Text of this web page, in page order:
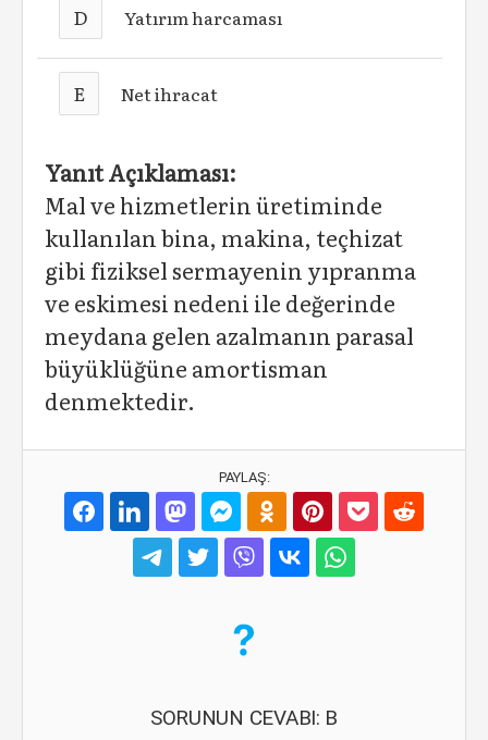
D Yatırım harcaması
E Net ihracat
Yanıt Açıklaması:
Mal ve hizmetlerin üretiminde
kullanılan bina, makina, teçhizat
gibi fiziksel sermayenin yıpranma
ve eskimesi nedeni ile değerinde
meydana gelen azalmanın parasal
büyüklüğüne amortisman
denmektedir.
PAYLAŞ:
SORUNUN CEVABI: B